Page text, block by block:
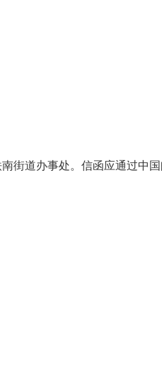
街道办事处。信函应通过中